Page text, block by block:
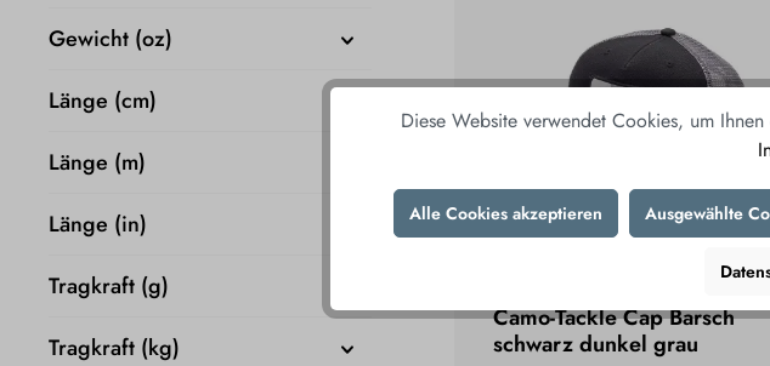
Gewicht (oz)
Länge (cm)
Länge (m)
Länge (in)
Tragkraft (g)
Tragkraft (kg)
Camo-Tackle Cap Barsch
schwarz dunkel grau
Diese Website verwendet Cookies, um
Alle Cookies akzeptieren Ausgewählte